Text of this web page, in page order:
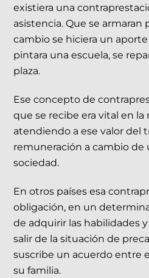
existiera una
asistencia. Que se armaran
cambio se hiciera un
pintara una escuela, se
plaza.
Ese concepto de
que se recibe era vital en
atendiendo a ese valor del
remuneración a cambio de
sociedad.
En otros países esa
obligación, en un
de adquirir las habilidades
salir de la situación de
suscribe un acuerdo entre
su familia.